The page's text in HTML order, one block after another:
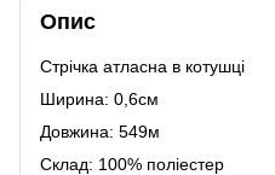
Опис
Стрічка атласна в котушці
Ширина: 0,6см
Довжина: 549м
Склад: 100% поліестер